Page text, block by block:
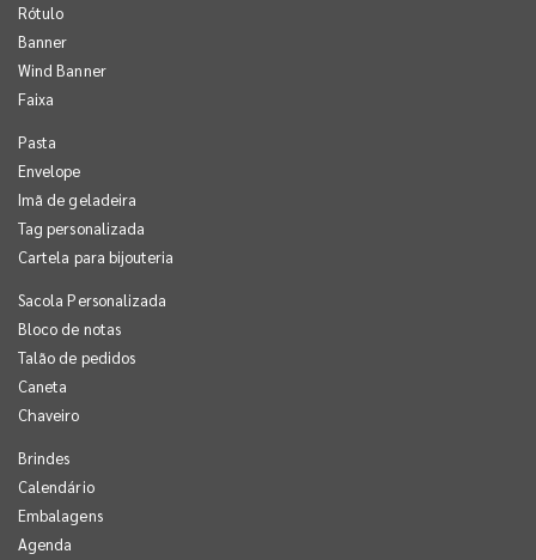
Rótulo
Banner
Wind Banner
Faixa
Pasta
Envelope
Imã de geladeira
Tag personalizada
Cartela para bijouteria
Sacola Personalizada
Bloco de notas
Talão de pedidos
Caneta
Chaveiro
Brindes
Calendário
Embalagens
Agenda